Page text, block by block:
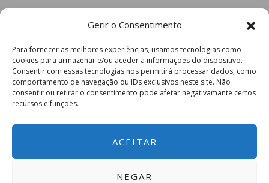
Gerir o Consentimento
Para fornecer as melhores experiências, usamos tecnologias como
cookies para armazenar e/ou aceder a informações do dispositivo.
Consentir com essas tecnologias nos permitirá processar dados, como
comportamento de navegação ou IDs exclusivos neste site. Não
consentir ou retirar o consentimento pode afetar negativamante certos
recursos e funções.
ACEITAR
NEGAR